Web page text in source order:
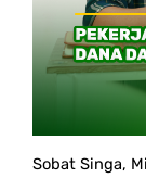
Sobat Singa,